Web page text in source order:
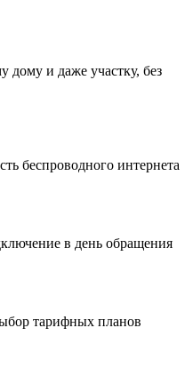
дому и даже участку, без
беспроводного интернета
в день обращения
тарифных планов